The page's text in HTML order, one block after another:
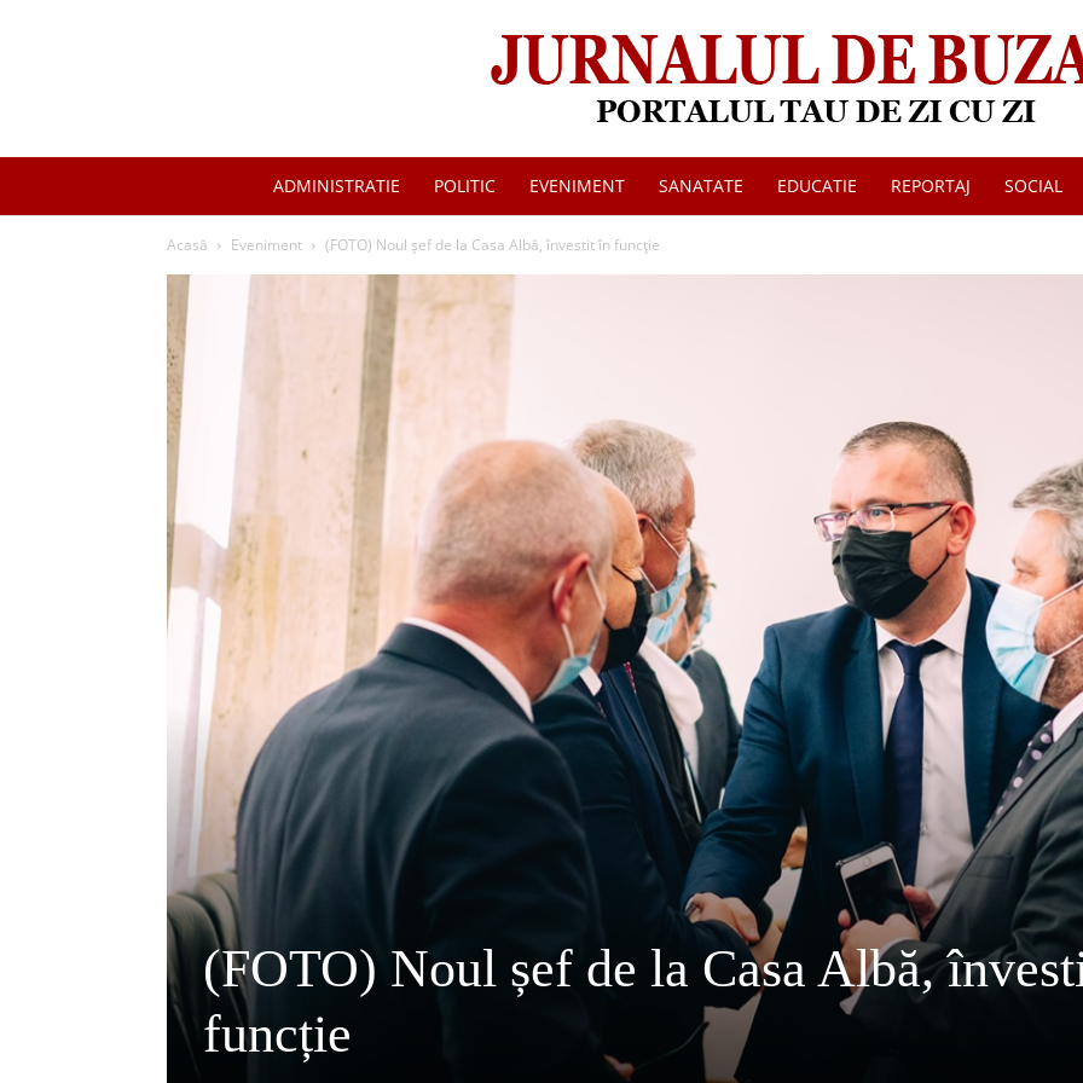
Jurnalul
Buzau
ADMINISTRATIE POLITIC EVENIMENT SANATATE EDUCATIE REPORTAJ SOCIAL
Acasă Eveniment (FOTO) Noul șef de la Casa Albă, învestit în funcție
(FOTO) Noul șef de la Casa Albă,
funcție